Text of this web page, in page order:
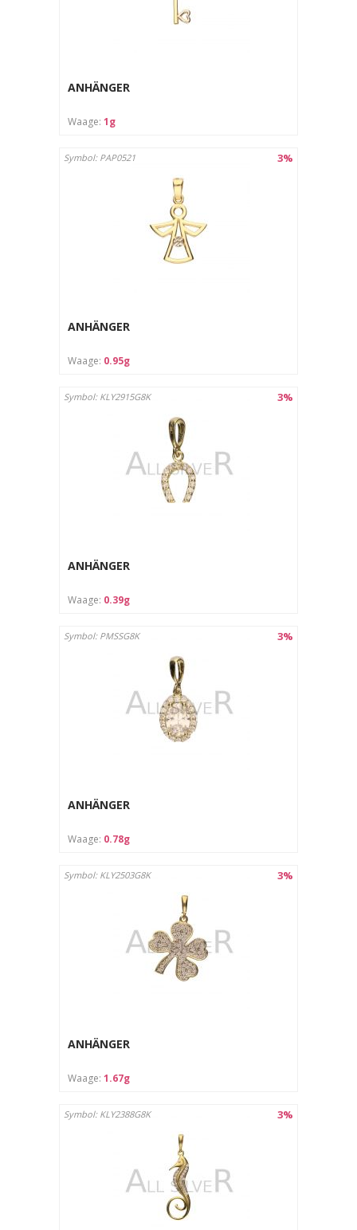
ANHÄNGER
Waage: 1g
3%
Symbol: PAP0521
ANHÄNGER
Waage: 0.95g
3%
Symbol: KLY2915G8K
ANHÄNGER
Waage: 0.39g
3%
Symbol: PMSSG8K
ANHÄNGER
Waage: 0.78g
3%
Symbol: KLY2503G8K
ANHÄNGER
Waage: 1.67g
3%
Symbol: KLY2388G8K